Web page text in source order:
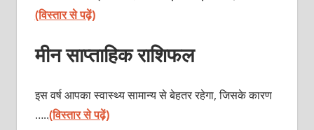
(विस्तार से पढ़ें)
मीन साप्ताहिक राशिफल
इस वर्ष आपका स्वास्थ्य सामान्य से बेहतर रहेगा, जिसके कारण
…..(विस्तार से पढ़ें)